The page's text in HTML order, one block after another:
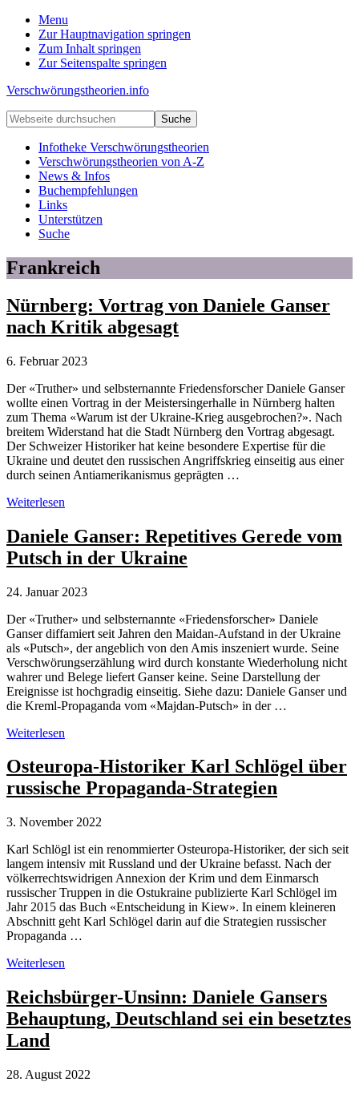
Menu
Zur Hauptnavigation springen
Zum Inhalt springen
Zur Seitenspalte springen
Verschwörungstheorien.info
Beiträge
zu
Merkmalen,
Funktionen
Risiken
konspirationistischen
Denkens
Webseite
durchsuchen
Infotheke Verschwörungstheorien
Verschwörungstheorien von A-Z
News & Infos
Buchempfehlungen
Links
Unterstützen
Suche
Frankreich
Nürnberg: Vortrag von Daniele Ganser
nach Kritik abgesagt
6. Februar 2023
Der «Truther» und selbsternannte Friedensforscher Daniele Ganser
wollte einen Vortrag in der Meistersingerhalle in Nürnberg halten
zum Thema «Warum ist der Ukraine-Krieg ausgebrochen?». Nach
breitem Widerstand hat die Stadt Nürnberg den Vortrag abgesagt.
Der Schweizer Historiker hat keine besondere Expertise für die
Ukraine und deutet den russischen Angriffskrieg einseitig aus einer
durch seinen Antiamerikanismus geprägten …
Nürnberg:
von
Daniele
Ganser
Kritik
Weiterlesen
Daniele Ganser: Repetitives Gerede vom
Putsch in der Ukraine
24. Januar 2023
Der «Truther» und selbsternannte «Friedensforscher» Daniele
Ganser diffamiert seit Jahren den Maidan-Aufstand in der Ukraine
als «Putsch», der angeblich von den Amis inszeniert wurde. Seine
Verschwörungserzählung wird durch konstante Wiederholung nicht
wahrer und Belege liefert Ganser keine. Seine Darstellung der
Ereignisse ist hochgradig einseitig. Siehe dazu: Daniele Ganser und
die Kreml-Propaganda vom «Majdan-Putsch» in der …
Daniele
Repetitives
Gerede
vom
in
Ukraine
Weiterlesen
Osteuropa-Historiker Karl Schlögel über
russische Propaganda-Strategien
3. November 2022
Karl Schlögl ist ein renommierter Osteuropa-Historiker, der sich seit
langem intensiv mit Russland und der Ukraine befasst. Nach der
völkerrechtswidrigen Annexion der Krim und dem Einmarsch
russischer Truppen in die Ostukraine publizierte Karl Schlögel im
Jahr 2015 das Buch «Entscheidung in Kiew». In einem kleineren
Abschnitt geht Karl Schlögel darin auf die Strategien russischer
Propaganda …
Osteuropa-
Karl
Schlögel
über
russische
Propaganda-
Weiterlesen
Reichsbürger-Unsinn: Daniele Gansers
Behauptung, Deutschland sei ein besetztes
Land
28. August 2022